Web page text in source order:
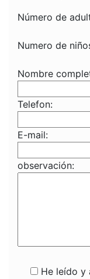
Número de
Numero de
Nombre
Telefon:
E-mail:
observación:
He leído y